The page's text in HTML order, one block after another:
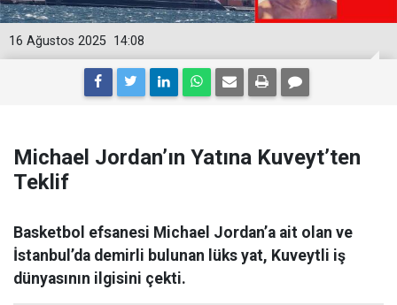
14:08
16 Ağustos 2025
Michael Jordan’ın Yatına Kuveyt’ten
Teklif
Basketbol efsanesi Michael Jordan’a ait olan ve
İstanbul’da demirli bulunan lüks yat, Kuveytli iş
dünyasının ilgisini çekti.